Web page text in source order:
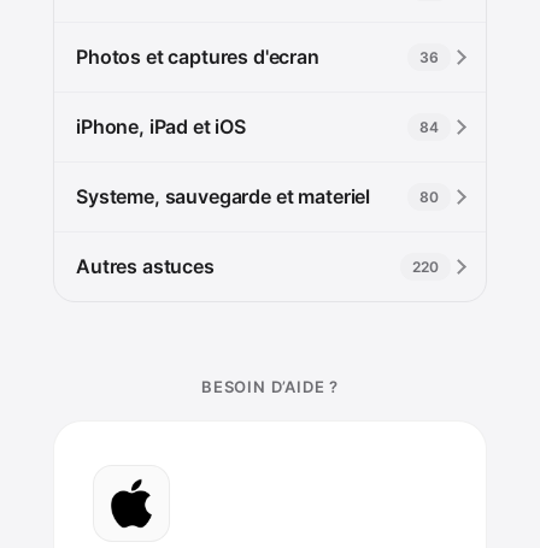
Photos et captures d'ecran 36
iPhone, iPad et iOS 84
Systeme, sauvegarde et materiel 80
Autres astuces 220
BESOIN D’AIDE ?